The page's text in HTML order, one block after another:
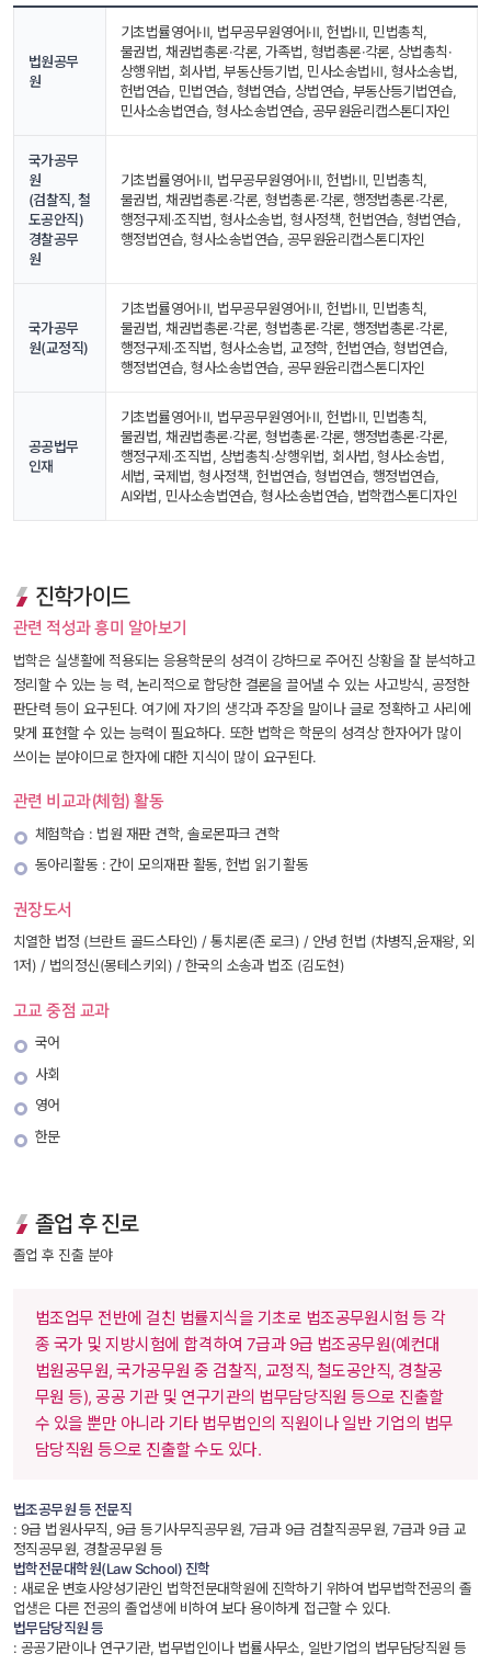
법원공무
원
기초법률영어Ⅰ·Ⅱ, 법무공무원영어Ⅰ·Ⅱ, 헌법Ⅰ·Ⅱ, 민법총칙,
물권법, 채권법총론·각론, 가족법, 형법총론·각론, 상법총칙·
상행위법, 회사법, 부동산등기법, 민사소송법Ⅰ·Ⅱ, 형사소송법,
헌법연습, 민법연습, 형법연습, 상법연습, 부동산등기법연습,
민사소송법연습, 형사소송법연습, 공무원윤리캡스톤디자인
국가공무
원
(검찰직, 철
도공안직)
경찰공무
원
기초법률영어Ⅰ·Ⅱ, 법무공무원영어Ⅰ·Ⅱ, 헌법Ⅰ·Ⅱ, 민법총칙,
물권법, 채권법총론·각론, 형법총론·각론, 행정법총론·각론,
행정구제·조직법, 형사소송법, 형사정책, 헌법연습, 형법연습,
행정법연습, 형사소송법연습, 공무원윤리캡스톤디자인
국가공무
원(교정직)
기초법률영어Ⅰ·Ⅱ, 법무공무원영어Ⅰ·Ⅱ, 헌법Ⅰ·Ⅱ, 민법총칙,
물권법, 채권법총론·각론, 형법총론·각론, 행정법총론·각론,
행정구제·조직법, 형사소송법, 교정학, 헌법연습, 형법연습,
행정법연습, 형사소송법연습, 공무원윤리캡스톤디자인
공공법무
인재
기초법률영어Ⅰ·Ⅱ, 법무공무원영어Ⅰ·Ⅱ, 헌법Ⅰ·Ⅱ, 민법총칙,
물권법, 채권법총론·각론, 형법총론·각론, 행정법총론·각론,
행정구제·조직법, 상법총칙·상행위법, 회사법, 형사소송법,
세법, 국제법, 형사정책, 헌법연습, 형법연습, 행정법연습,
AI와법, 민사소송법연습, 형사소송법연습, 법학캡스톤디자인
진학가이드
관련 적성과 흥미 알아보기
법학은 실생활에 적용되는 응용학문의 성격이 강하므로 주어진 상황을 잘 분석하고
정리할 수 있는 능 력, 논리적으로 합당한 결론을 끌어낼 수 있는 사고방식, 공정한
판단력 등이 요구된다. 여기에 자기의 생각과 주장을 말이나 글로 정확하고 사리에
맞게 표현할 수 있는 능력이 필요하다. 또한 법학은 학문의 성격상 한자어가 많이
쓰이는 분야이므로 한자에 대한 지식이 많이 요구된다.
관련 비교과(체험) 활동
체험학습 : 법원 재판 견학, 솔로몬파크 견학
동아리활동 : 간이 모의재판 활동, 헌법 읽기 활동
권장도서
치열한 법정 (브란트 골드스타인) / 통치론(존 로크) / 안녕 헌법 (차병직,윤재왕, 외
1저) / 법의정신(몽테스키외) / 한국의 소송과 법조 (김도현)
고교 중점 교과
국어
사회
영어
한문
졸업 후 진로
졸업 후 진출 분야
법조업무 전반에 걸친 법률지식을 기초로 법조공무원시험 등 각
종 국가 및 지방시험에 합격하여 7급과 9급 법조공무원(예컨대
법원공무원, 국가공무원 중 검찰직, 교정직, 철도공안직, 경찰공
무원 등), 공공 기관 및 연구기관의 법무담당직원 등으로 진출할
수 있을 뿐만 아니라 기타 법무법인의 직원이나 일반 기업의 법무
담당직원 등으로 진출할 수도 있다.
법조공무원 등 전문직
: 9급 법원사무직, 9급 등기사무직공무원, 7급과 9급 검찰직공무원, 7급과 9급 교
정직공무원, 경찰공무원 등
법학전문대학원(Law School) 진학
: 새로운 변호사양성기관인 법학전문대학원에 진학하기 위하여 법무법학전공의 졸
업생은 다른 전공의 졸업생에 비하여 보다 용이하게 접근할 수 있다.
법무담당직원 등
: 공공기관이나 연구기관, 법무법인이나 법률사무소, 일반기업의 법무담당직원 등